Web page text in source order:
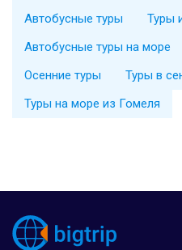
Автобусные туры
Туры
Автобусные туры на море
Осенние туры
Туры в
Туры на море из Гомеля